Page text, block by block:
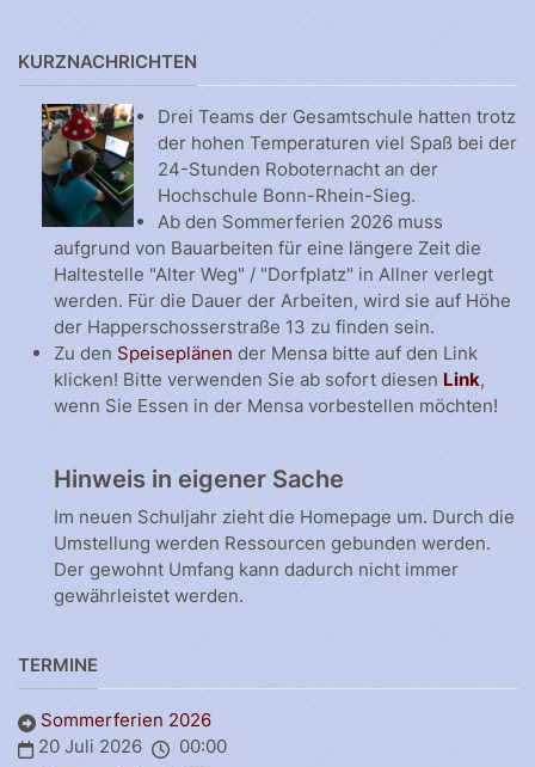
KURZNACHRICHTEN
Drei Teams der Gesamtschule hatten trotz
der hohen Temperaturen viel Spaß bei der
24-Stunden Roboternacht an der
Hochschule Bonn-Rhein-Sieg.
Ab den Sommerferien 2026 muss
aufgrund von Bauarbeiten für eine längere Zeit die
Haltestelle "Alter Weg" / "Dorfplatz" in Allner verlegt
werden. Für die Dauer der Arbeiten, wird sie auf Höhe
der Happerschosserstraße 13 zu finden sein.
Zu den Speiseplänen der Mensa bitte auf den Link
klicken! Bitte verwenden Sie ab sofort diesen Link,
wenn Sie Essen in der Mensa vorbestellen möchten!
Hinweis in eigener Sache
Im neuen Schuljahr zieht die Homepage um. Durch die
Umstellung werden Ressourcen gebunden werden.
Der gewohnt Umfang kann dadurch nicht immer
gewährleistet werden.
TERMINE
Sommerferien 2026
20 Juli 2026
00:00